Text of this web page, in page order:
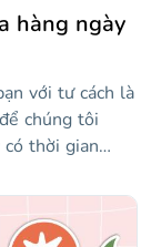
hàng ngày
với tư cách là
chúng tôi
thời gian
nghĩ về tất cả
trong các